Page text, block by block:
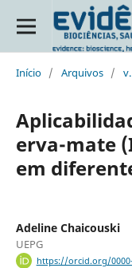
Início / Arquivos /
erva-mate
em
Adeline Chaicouski
UEPG
https://orcid.org/0000-